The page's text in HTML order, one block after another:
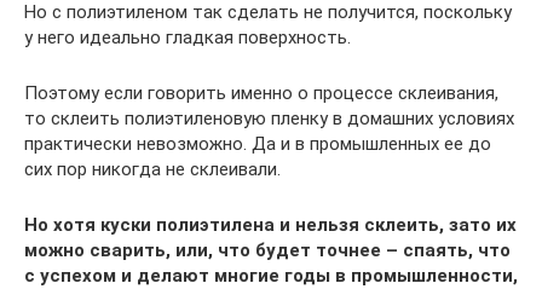
Но с полиэтиленом так сделать не получится, поскольку
у него идеально гладкая поверхность.
Поэтому если говорить именно о процессе склеивания,
то склеить полиэтиленовую пленку в домашних условиях
практически невозможно. Да и в промышленных ее до
сих пор никогда не склеивали.
Но хотя куски полиэтилена и нельзя склеить, зато их
можно сварить, или, что будет точнее – спаять, что
с успехом и делают многие годы в промышленности,